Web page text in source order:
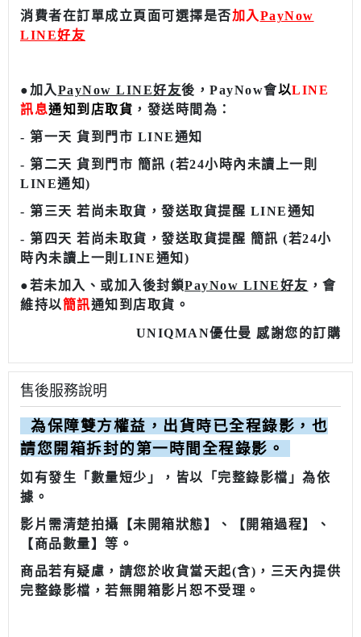
消費者在訂單成立頁面可選擇是否加入PayNow
LINE好友
●加入PayNow LINE好友後，PayNow會以LINE
訊息通知 到店取貨 ，發送時間為：
- 第一天 貨到門市 LINE通知
- 第二天 貨到門市 簡訊 (若24小時內未讀 上一則
LINE通知)
- 第三天 若尚未取貨，發送取貨提醒 LINE通知
- 第四天 若尚未取貨，發送取貨提醒 簡訊 (若24小
時內未讀 上一則LINE通知 )
●若未加入、或加入後封鎖PayNow LINE好友 ，會
維持以簡訊通知 到店取貨。
UNIQMAN優仕曼 感謝您的訂購
售後服務說明
為保障雙方權益，出貨時已全程錄影，也
請您開箱拆封的第一時間全程錄影 。
如有發生「數量短少」，皆以「完整錄影檔」為依
據。
影片需清楚拍攝【未開箱狀態】、【開箱過程】、
【商品數量】等。
商品若有疑慮，請您於收貨當天起(含)，三天內提供
完整錄影檔，若無開箱影片恕不受理。